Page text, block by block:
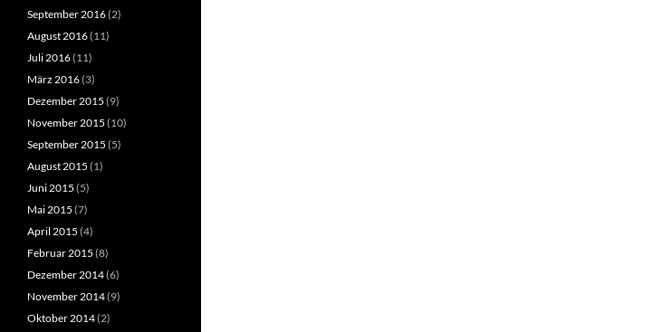
September 2016(2)
August 2016(11)
Juli 2016(11)
März 2016(3)
Dezember 2015 (9)
November 2015 (10)
September 2015 (5)
August 2015 (1)
Juni 2015 (5)
Mai 2015 (7)
April 2015 (4)
Februar 2015 (8)
Dezember 2014(6)
November 2014(9)
Oktober 2014(2)